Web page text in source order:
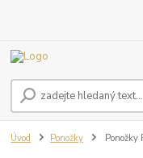
Úvod Ponožky